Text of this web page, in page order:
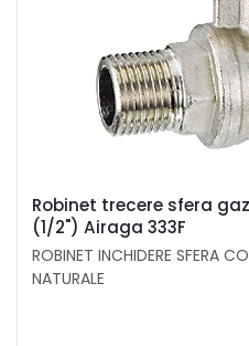
Robinet trecere sfera
(1/2") Airaga 333F
ROBINET INCHIDERE SFERA
NATURALE